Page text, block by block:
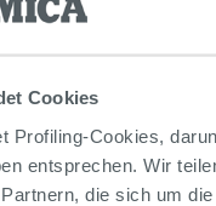
Cookies
Profiling-Cookies,
entsprechen. Wir
die sich um
& Duschbrausen